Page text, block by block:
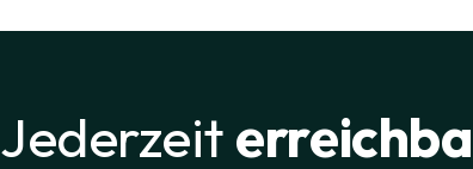
Jederzeit